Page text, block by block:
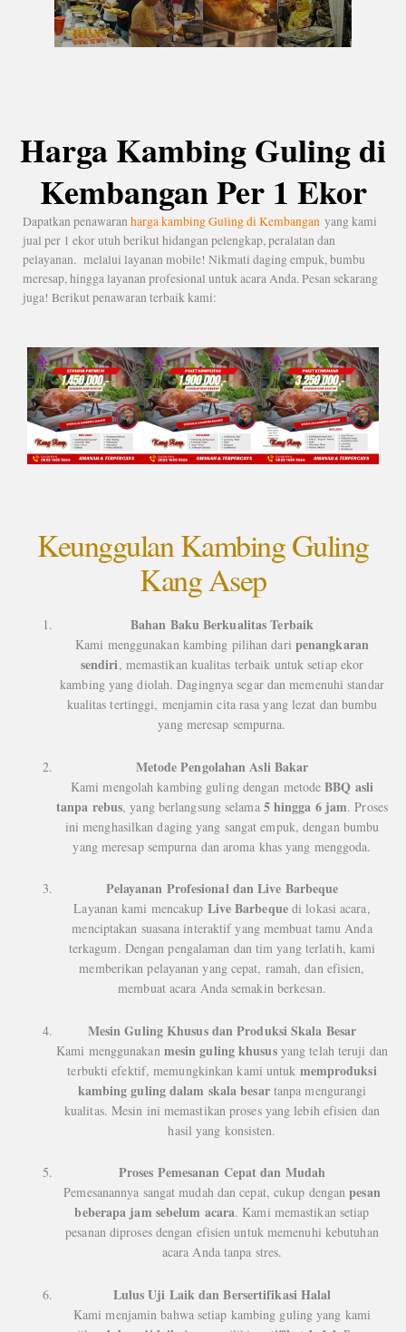
Harga Kambing Guling di
Kembangan Per 1 Ekor
Dapatkan penawaran harga kambing Guling di Kembangan yang kami
jual per 1 ekor utuh berikut hidangan pelengkap, peralatan dan
pelayanan. melalui layanan mobile! Nikmati daging empuk, bumbu
meresap, hingga layanan profesional untuk acara Anda. Pesan sekarang
juga! Berikut penawaran terbaik kami:
Keunggulan Kambing Guling
Kang Asep
Bahan Baku Berkualitas Terbaik
Kami menggunakan kambing pilihan dari penangkaran
sendiri, memastikan kualitas terbaik untuk setiap ekor
kambing yang diolah. Dagingnya segar dan memenuhi standar
kualitas tertinggi, menjamin cita rasa yang lezat dan bumbu
yang meresap sempurna.
Metode Pengolahan Asli Bakar
Kami mengolah kambing guling dengan metodeBBQ asli
tanpa rebus, yang berlangsung selama 5 hingga 6 jam. Proses
ini menghasilkan daging yang sangat empuk, dengan bumbu
yang meresap sempurna dan aroma khas yang menggoda.
Pelayanan Profesional dan Live Barbeque
Layanan kami mencakup Live Barbequedi lokasi acara,
menciptakan suasana interaktif yang membuat tamu Anda
terkagum. Dengan pengalaman dan tim yang terlatih, kami
memberikan pelayanan yang cepat, ramah, dan efisien,
membuat acara Anda semakin berkesan.
Mesin Guling Khusus dan Produksi Skala Besar
Kami menggunakan mesin guling khususyang telah teruji dan
terbukti efektif, memungkinkan kami untuk memproduksi
kambing guling dalam skala besartanpa mengurangi
kualitas. Mesin ini memastikan proses yang lebih efisien dan
hasil yang konsisten.
Proses Pemesanan Cepat dan Mudah
Pemesanannya sangat mudah dan cepat, cukup denganpesan
beberapa jam sebelum acara. Kami memastikan setiap
pesanan diproses dengan efisien untuk memenuhi kebutuhan
acara Anda tanpa stres.
Lulus Uji Laik dan Bersertifikasi Halal
Kami menjamin bahwa setiap kambing guling yang kami